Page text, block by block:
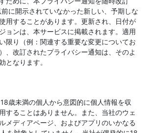
に開示されていなかった新しい、予期しな
用することがあります。更新され、日付が
ョンは、本サービスに掲載されます。適用
限り（例：関連する重要な変更についてお
、改訂されたプライバシー通知は、そのよ
となります。
歳未満の個人から意図的に個人情報を収
することはありません。また、当社のウェ
メディアページ、およびアプリのいかなる